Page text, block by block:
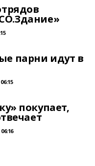
парни идут в
покупает,